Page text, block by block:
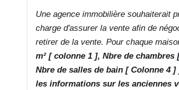
Une agence immobilière souhaiterait
charge d'assurer la vente afin de
retirer de la vente. Pour chaque
m² [ colonne 1 ], Nbre de
Nbre de salles de bain [ Colonne 4
les informations sur les anciennes